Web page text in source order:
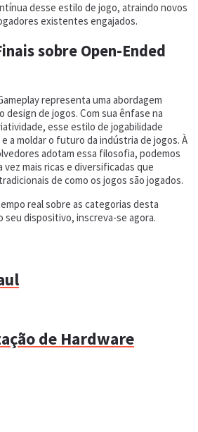
desse estilo de jogo, atraindo novos
existentes engajados.
sobre Open-Ended
representa uma abordagem
design de jogos. Com sua ênfase na
esse estilo de jogabilidade
a moldar o futuro da indústria de jogos. À
adotam essa filosofia, podemos
mais ricas e diversificadas que
de como os jogos são jogados.
real sobre as categorias desta
dispositivo, inscreva-se agora.
de Hardware